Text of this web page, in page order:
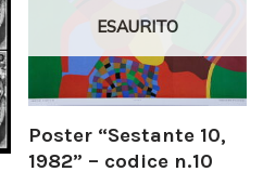
ESAURITO
Poster “Sestante 10,
1982” – codice n.10